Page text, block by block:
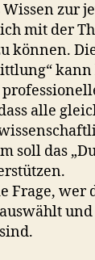
zur
mit der
können.
alle
soll das
Frage, wer